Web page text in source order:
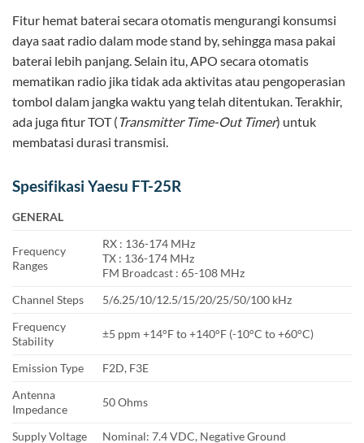
Fitur hemat baterai secara otomatis mengurangi konsumsi
daya saat radio dalam mode stand by, sehingga masa pakai
baterai lebih panjang. Selain itu, APO secara otomatis
mematikan radio jika tidak ada aktivitas atau pengoperasian
tombol dalam jangka waktu yang telah ditentukan. Terakhir,
ada juga fitur TOT ( Transmitter Time-Out Timer) untuk
membatasi durasi transmisi.
Spesifikasi Yaesu FT-25R
GENERAL
Frequency
Ranges
RX : 136-174 MHz
TX : 136-174 MHz
FM Broadcast : 65-108 MHz
Channel Steps
5/6.25/10/12.5/15/20/25/50/100 kHz
Frequency
Stability
±5 ppm +14°F to +140°F (-10°C to +60°C)
Emission Type
F2D, F3E
Antenna
Impedance
50 Ohms
Supply Voltage Nominal: 7.4 VDC, Negative Ground